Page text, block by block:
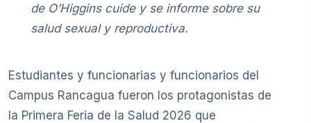
de O’Higgins cuide y se informe sobre su
salud sexual y reproductiva.
Estudiantes y funcionarias y funcionarios del
Campus Rancagua fueron los protagonistas de
la Primera Feria de la Salud 2026 que